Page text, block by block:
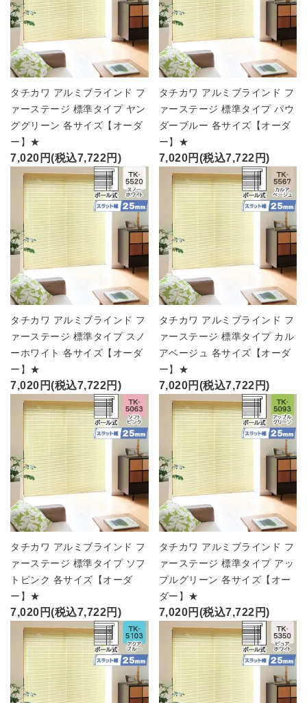
タチカワ アルミブラインド フ
ァーステージ 標準タイプ ヤン
ググリーン 各サイズ【オーダ
ー】★
7,020円(税込7,722円)
タチカワ アルミブラインド フ
ァーステージ 標準タイプ パウ
ダーブルー 各サイズ【オーダ
ー】★
7,020円(税込7,722円)
タチカワ アルミブラインド フ
ァーステージ 標準タイプ スノ
ーホワイト 各サイズ【オーダ
ー】★
7,020円(税込7,722円)
タチカワ アルミブラインド フ
ァーステージ 標準タイプ カル
アベージュ 各サイズ【オーダ
ー】★
7,020円(税込7,722円)
タチカワ アルミブラインド フ
ァーステージ 標準タイプ ソフ
トピンク 各サイズ【オーダ
ー】★
7,020円(税込7,722円)
タチカワ アルミブラインド フ
ァーステージ 標準タイプ アッ
プルグリーン 各サイズ【オー
ダー】★
7,020円(税込7,722円)